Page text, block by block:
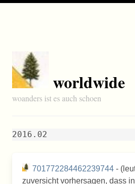
worldwide
woanders ist es auch schoen
2016.02
701772284462239744 -
zuversicht vorhersagen, dass